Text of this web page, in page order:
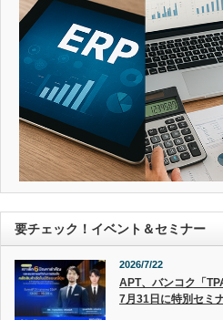
要チェック！イベント＆セミナー
2026/7/22
APT、バンコク「
7月31日に特別セミ